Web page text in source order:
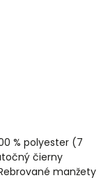
% polyester (7
čierny
manžety